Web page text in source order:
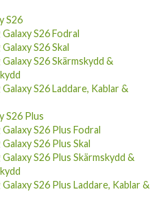
S26
Galaxy S26 Fodral
S26 Skal
Galaxy S26 Skärmskydd &
Galaxy S26 Laddare, Kablar &
S26 Plus
Galaxy S26 Plus Fodral
S26 Plus Skal
Galaxy S26 Plus Skärmskydd &
Galaxy S26 Plus Laddare, Kablar &